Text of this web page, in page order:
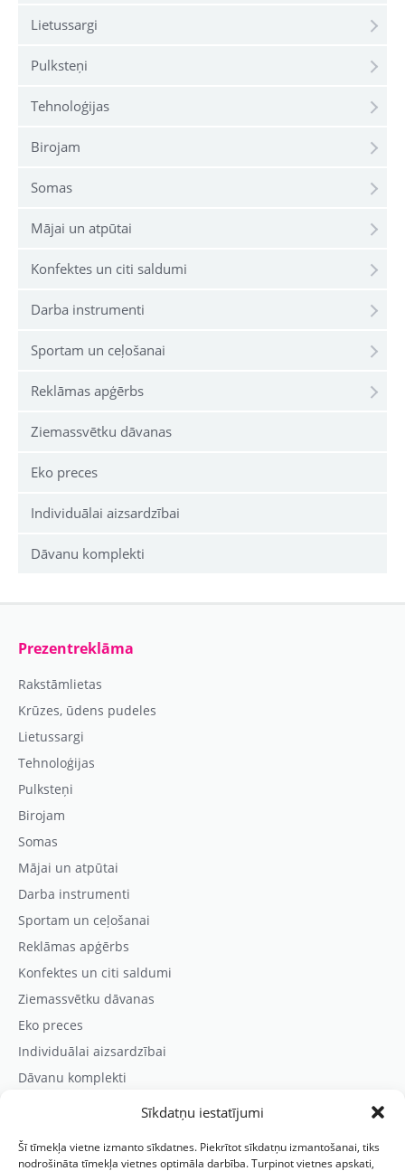
Sīkdatņu iestatījumi
Šī tīmekļa vietne izmanto sīkdatnes. Piekrītot sīkdatņu izmantošanai, tiks
nodrošināta tīmekļa vietnes optimāla darbība. Turpinot vietnes apskati,
Lietussargi
Pulksteņi
Tehnoloģijas
Birojam
Somas
Mājai un atpūtai
Konfektes un citi saldumi
Darba instrumenti
Sportam un ceļošanai
Reklāmas apģērbs
Ziemassvētku dāvanas
Eko preces
Individuālai aizsardzībai
Dāvanu komplekti
Prezentreklāma
Rakstāmlietas
Krūzes, ūdens pudeles
Lietussargi
Tehnoloģijas
Pulksteņi
Birojam
Somas
Mājai un atpūtai
Darba instrumenti
Sportam un ceļošanai
Reklāmas apģērbs
Konfektes un citi saldumi
Ziemassvētku dāvanas
Eko preces
Individuālai aizsardzībai
Dāvanu komplekti
Kontaktinformācija
Prezentreklāmas aģentūra “PARIS”